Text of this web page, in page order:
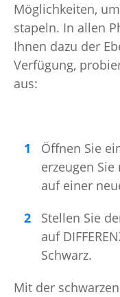
Möglichkeiten,
stapeln. In allen
Ihnen dazu der
Verfügung,
aus:
Öffnen Sie
erzeugen Sie
auf einer
Stellen Sie
auf
Schwarz.
Mit der